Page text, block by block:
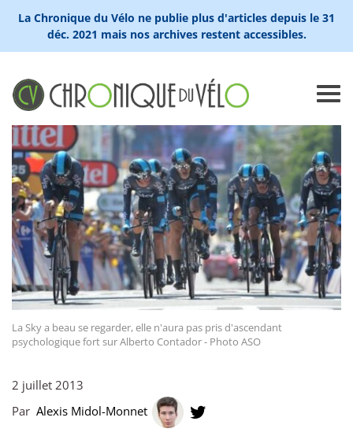
La Chronique du Vélo ne publie plus d'articles depuis le 31
déc. 2021 mais nos archives restent accessibles.
La Sky a beau se regarder, elle n'aura pas pris d'ascendant
psychologique fort sur Alberto Contador - Photo ASO
2 juillet 2013
Par Alexis Midol-Monnet